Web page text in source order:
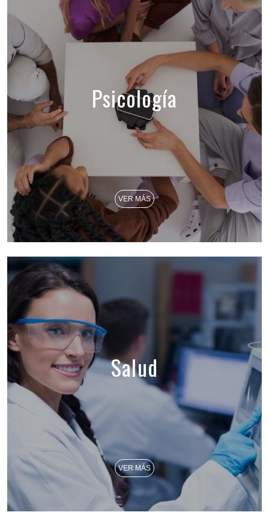
Psicología
VER MÁS
Salud
VER MÁS